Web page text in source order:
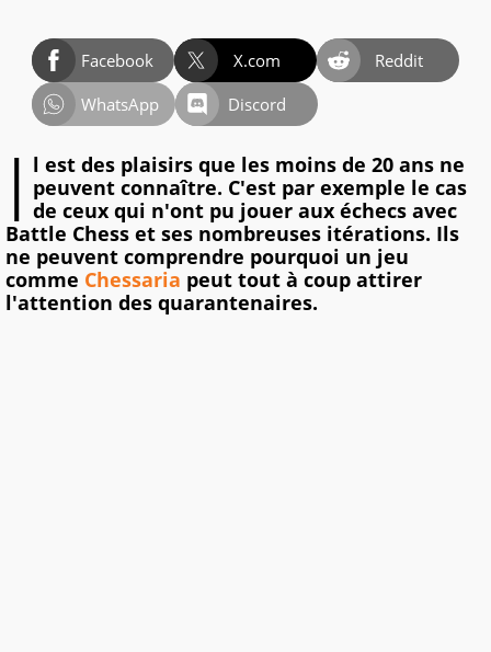
Facebook X.com
Reddit
WhatsApp
Discord
I l est des plaisirs que les moins de 20 ans ne
peuvent connaître. C'est par exemple le cas
de ceux qui n'ont pu jouer aux échecs avec
Battle Chess et ses nombreuses itérations. Ils
ne peuvent comprendre pourquoi un jeu
comme Chessaria peut tout à coup attirer
l'attention des quarantenaires.